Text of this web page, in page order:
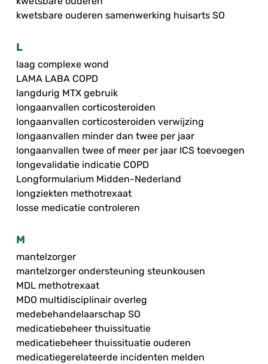
kwetsbare ouderen samenwerking huisarts SO
L
laag complexe wond
LAMA LABA COPD
langdurig MTX gebruik
longaanvallen corticosteroiden
longaanvallen corticosteroiden verwijzing
longaanvallen minder dan twee per jaar
longaanvallen twee of meer per jaar ICS toevoegen
longevalidatie indicatie COPD
Longformularium Midden-Nederland
longziekten methotrexaat
losse medicatie controleren
M
mantelzorger
mantelzorger ondersteuning steunkousen
MDL methotrexaat
MDO multidisciplinair overleg
medebehandelaarschap SO
medicatiebeheer thuissituatie
medicatiebeheer thuissituatie ouderen
medicatiegerelateerde incidenten melden